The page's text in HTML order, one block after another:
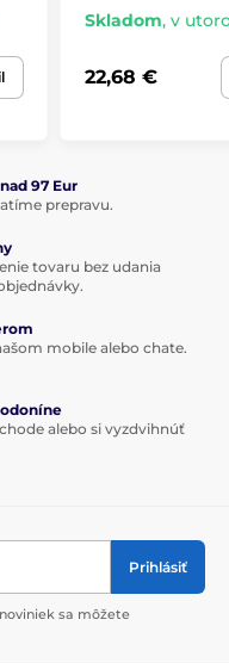
Skladom, v
22,68 €
97 Eur
prepravu.
tovaru bez udania
mobile alebo chate.
alebo si vyzdvihnúť
Prihlásiť
sa môžete